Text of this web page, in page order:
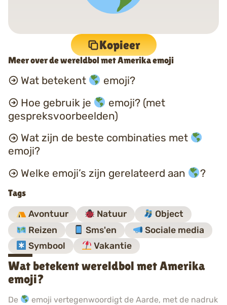
Kopieer
Meer over de wereldbol met Amerika emoji
Wat betekent
emoji?
Hoe gebruik je
emoji? (met
gespreksvoorbeelden)
Wat zijn de beste combinaties met
emoji?
Welke emoji’s zijn gerelateerd aan
?
Tags
Avontuur Natuur
Object
Reizen
Sms'en
Sociale media
Symbool
Vakantie
Wat betekent wereldbol met Amerika
emoji?
De
emoji vertegenwoordigt de Aarde, met de nadruk